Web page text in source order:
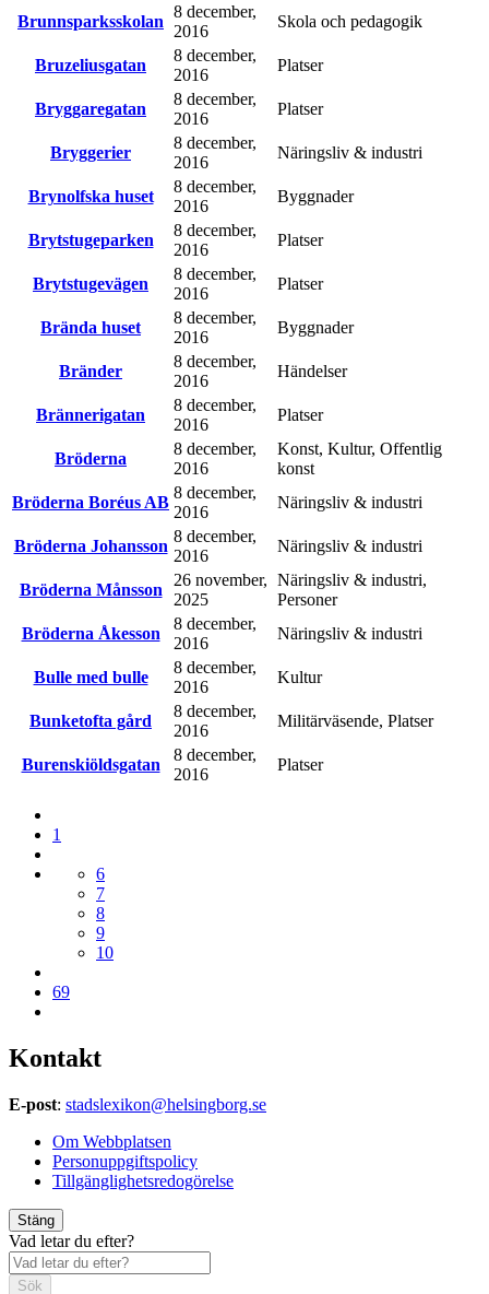
Brunnsparksskolan
8 december,
2016
Skola och pedagogik
Bruzeliusgatan
8 december,
2016
Platser
Bryggaregatan
8 december,
2016
Platser
Bryggerier
8 december,
2016
Näringsliv & industri
Brynolfska huset
8 december,
2016
Byggnader
Brytstugeparken
8 december,
2016
Platser
Brytstugevägen
8 december,
2016
Platser
Brända huset
8 december,
2016
Byggnader
Bränder
8 december,
2016
Händelser
Brännerigatan
8 december,
2016
Platser
Bröderna
8 december,
2016
Konst, Kultur, Offentlig
konst
Bröderna Boréus AB
8 december,
2016
Näringsliv & industri
Bröderna Johansson
8 december,
2016
Näringsliv & industri
Bröderna Månsson
26 november,
2025
Näringsliv & industri,
Personer
Bröderna Åkesson
8 december,
2016
Näringsliv & industri
Bulle med bulle
8 december,
2016
Kultur
Bunketofta gård
8 december,
2016
Militärväsende, Platser
Burenskiöldsgatan
8 december,
2016
Platser
1
6
7
8
9
10
69
Kontakt
E-post: stadslexikon@helsingborg.se
Om Webbplatsen
Personuppgiftspolicy
Tillgänglighetsredogörelse
Stäng
Vad letar du efter?
Sök